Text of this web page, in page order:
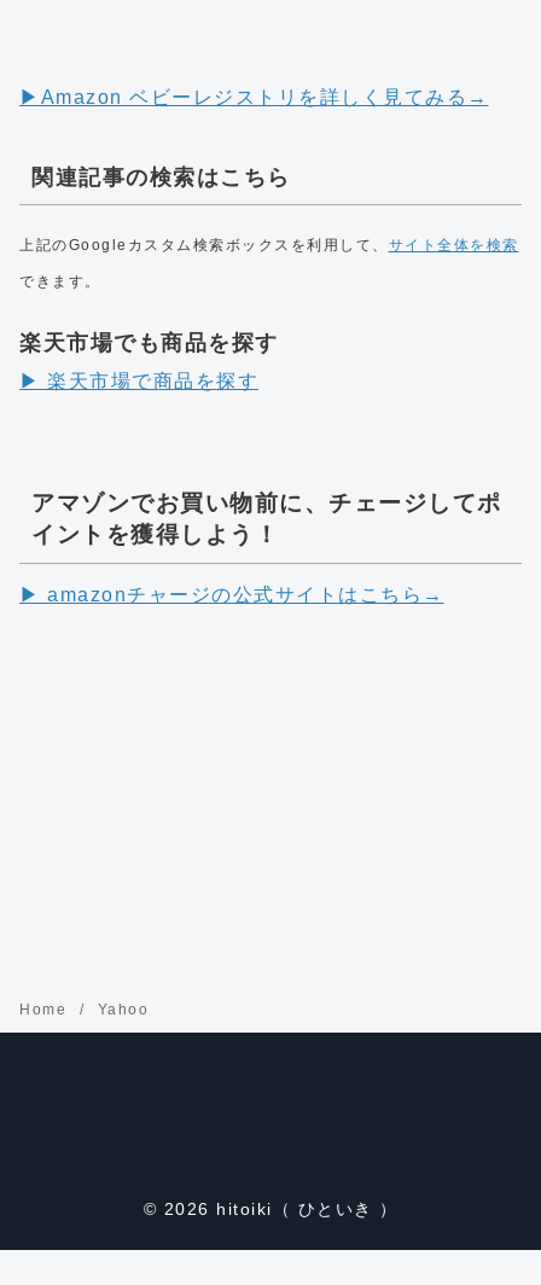
▶︎Amazon ベビーレジストリを詳しく見てみる→
関連記事の検索はこちら
上記のGoogleカスタム検索ボックスを利用して、 サイト全体を検索
できます。
楽天市場でも商品を探す
▶︎ 楽天市場で商品を探す
アマゾンでお買い物前に、チェージしてポ
イントを獲得しよう！
▶︎ amazonチャージの公式サイトはこちら→
Home Yahoo
© 2026 hitoiki（ ひといき ）